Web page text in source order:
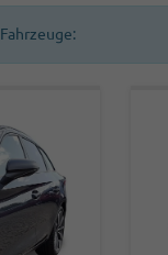
Fahrzeuge: